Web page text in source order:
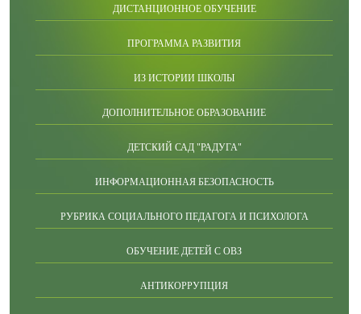
ДИСТАНЦИОННОЕ ОБУЧЕНИЕ
ПРОГРАММА РАЗВИТИЯ
ИЗ ИСТОРИИ ШКОЛЫ
ДОПОЛНИТЕЛЬНОЕ ОБРАЗОВАНИЕ
ДЕТСКИЙ САД "РАДУГА"
ИНФОРМАЦИОННАЯ БЕЗОПАСНОСТЬ
РУБРИКА СОЦИАЛЬНОГО ПЕДАГОГА И ПСИХОЛОГА
ОБУЧЕНИЕ ДЕТЕЙ С ОВЗ
АНТИКОРРУПЦИЯ